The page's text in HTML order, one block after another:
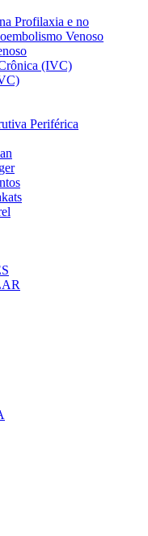
Profilaxia e no
Venoso
(IVC)
Periférica